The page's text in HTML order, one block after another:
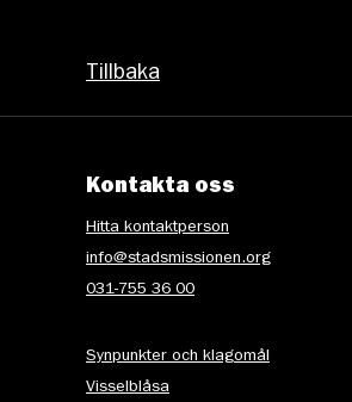
Tillbaka
Kontakta oss
Hitta kontaktperson
info@stadsmissionen.org
031-755 36 00
Synpunkter och klagomål
Visselblåsa